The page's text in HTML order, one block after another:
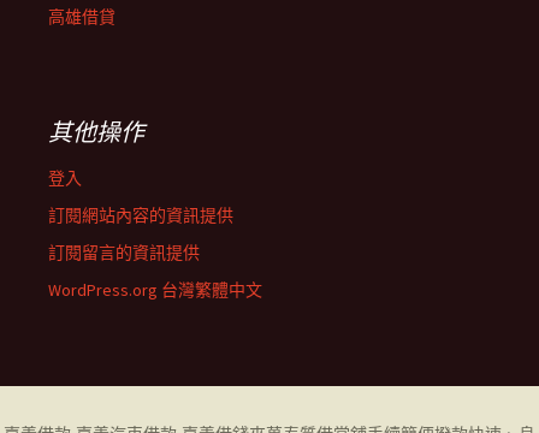
高雄借貸
其他操作
登入
訂閱網站內容的資訊提供
訂閱留言的資訊提供
WordPress.org 台灣繁體中文